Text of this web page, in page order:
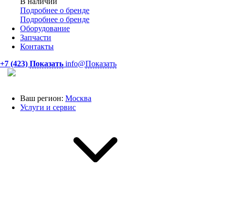
Подробнее о бренде
Подробнее о бренде
Оборудование
Запчасти
Контакты
+7 (423) Показать info@Показать
Ваш регион: Москва
Услуги и сервис